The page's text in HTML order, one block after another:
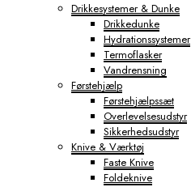
Drikkesystemer & Dunke
Drikkedunke
Hydrationssystemer
Termoflasker
Vandrensning
Førstehjælp
Førstehjælpssæt
Overlevelsesudstyr
Sikkerhedsudstyr
Knive & Værktøj
Faste Knive
Foldeknive